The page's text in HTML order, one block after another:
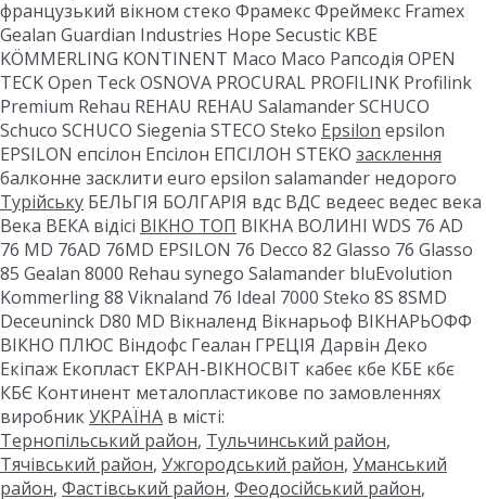
французький вікном стеко Фрамекс Фреймекс Framex
Gealan Guardian Industries Hope Secustic KBE
KÖMMERLING KONTINENT Maco Maco Рапсодія OPEN
TECK Open Teck OSNOVA PROCURAL PROFILINK Profilink
Premium Rehau REHAU REHAU Salamander SCHUCO
Schuco SCHUCO Siegenia STECO Steko Epsilon epsilon
EPSILON епсілон Епсілон ЕПСІЛОН STEKO засклення
балконне засклити euro epsilon salamander недорого
Турійську БЕЛЬГІЯ БОЛГАРІЯ вдс ВДС ведеес ведес века
Века ВЕКА відісі ВІКНО ТОП ВІКНА ВОЛИНІ WDS 76 AD
76 MD 76AD 76MD EPSILON 76 Decco 82 Glasso 76 Glasso
85 Gealan 8000 Rehau synego Salamander bluEvolution
Kommerling 88 Viknaland 76 Ideal 7000 Steko 8S 8SMD
Deceuninck D80 MD Вікналенд Вікнарьоф ВІКНАРЬОФФ
ВІКНО ПЛЮС Віндофс Геалан ГРЕЦІЯ Дарвін Деко
Екіпаж Екопласт ЕКРАН-ВІКНОСВІТ кабеє кбе КБЕ кбє
КБЄ Континент металопластикове по замовленнях
виробникУКРАЇНА в місті:
Тернопільський район, Тульчинський район,
Тячівський район, Ужгородський район, Уманський
район, Фастівський район, Феодосійський район,